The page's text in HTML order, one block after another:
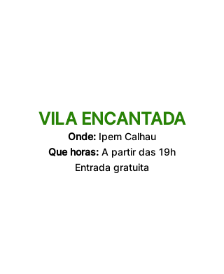
VILA ENCANTADA
Onde: Ipem Calhau
Que horas: A partir das 19h
Entrada gratuita